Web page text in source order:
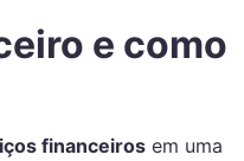
e como
financeirosem uma